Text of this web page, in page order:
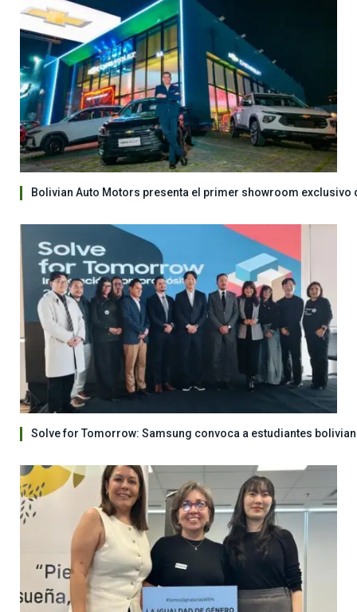
Bolivian Auto Motors presenta el primer showroom
Solve for Tomorrow: Samsung convoca a estudiantes